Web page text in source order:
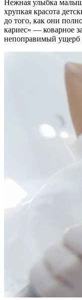
Нежная улыбка
хрупкая красота
до того, как они
кариес» — коварное
непоправимый ущерб